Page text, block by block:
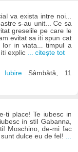
va exista intre noi...
s-au unit... Ce sa
greselile pe care le
evitat sa iti spun cat
in viata... timpul a
explic
... citește tot
Iubire Sâmbătă, 11
ti place! Te iubesc in
in stil Gabanna,
Moschino, de-mi fac
dulce eu de fel!